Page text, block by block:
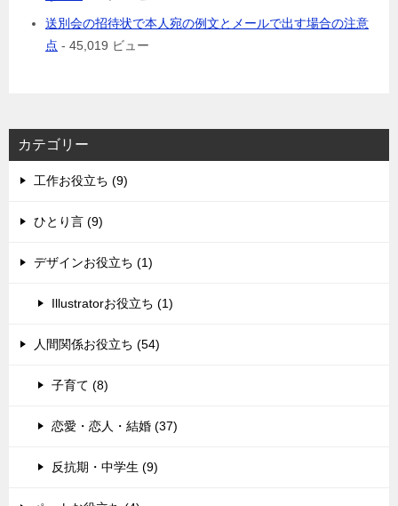
送別会の招待状で本人宛の例文とメールで出す場合の注意
点 - 45,019 ビュー
カテゴリー
工作お役立ち (9)
ひとり言 (9)
デザインお役立ち (1)
Illustratorお役立ち (1)
人間関係お役立ち (54)
子育て (8)
恋愛・恋人・結婚 (37)
反抗期・中学生 (9)